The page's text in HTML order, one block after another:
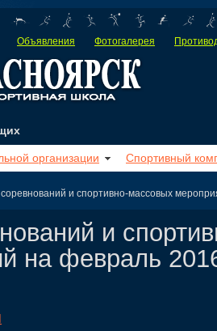
Объявления Фотогалерея
организации Спортивный
и спортивно-массовых
и
на февраль